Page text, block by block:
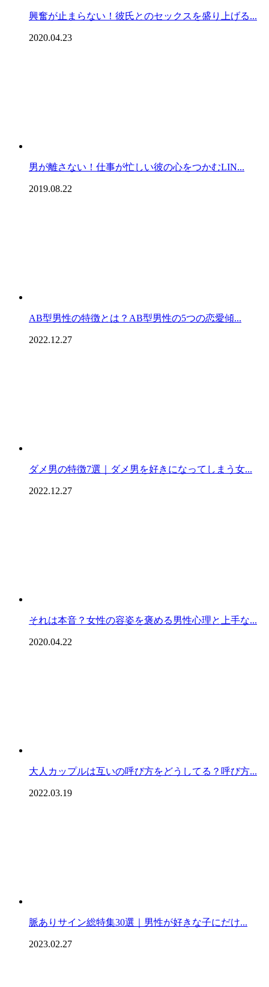
興奮が止まらない！彼氏とのセックスを盛り上げる...
2020.04.23
男が離さない！仕事が忙しい彼の心をつかむLIN...
2019.08.22
AB型男性の特徴とは？AB型男性の5つの恋愛傾...
2022.12.27
ダメ男の特徴7選｜ダメ男を好きになってしまう女...
2022.12.27
それは本音？女性の容姿を褒める男性心理と上手な...
2020.04.22
大人カップルは互いの呼び方をどうしてる？呼び方...
2022.03.19
脈ありサイン総特集30選｜男性が好きな子にだけ...
2023.02.27